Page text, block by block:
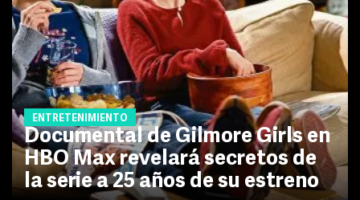
ENTRETENIMIENTO
Documental de Gilmore Girls en
HBO Max revelará secretos de
la serie a 25 años de su estreno